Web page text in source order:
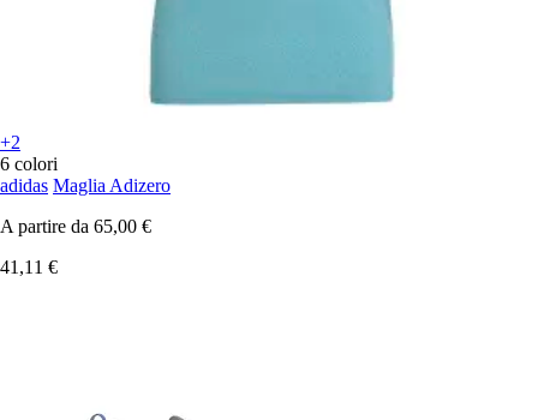
+2
6 colori
adidas Maglia Adizero
A partire da 65,00 €
41,11 €